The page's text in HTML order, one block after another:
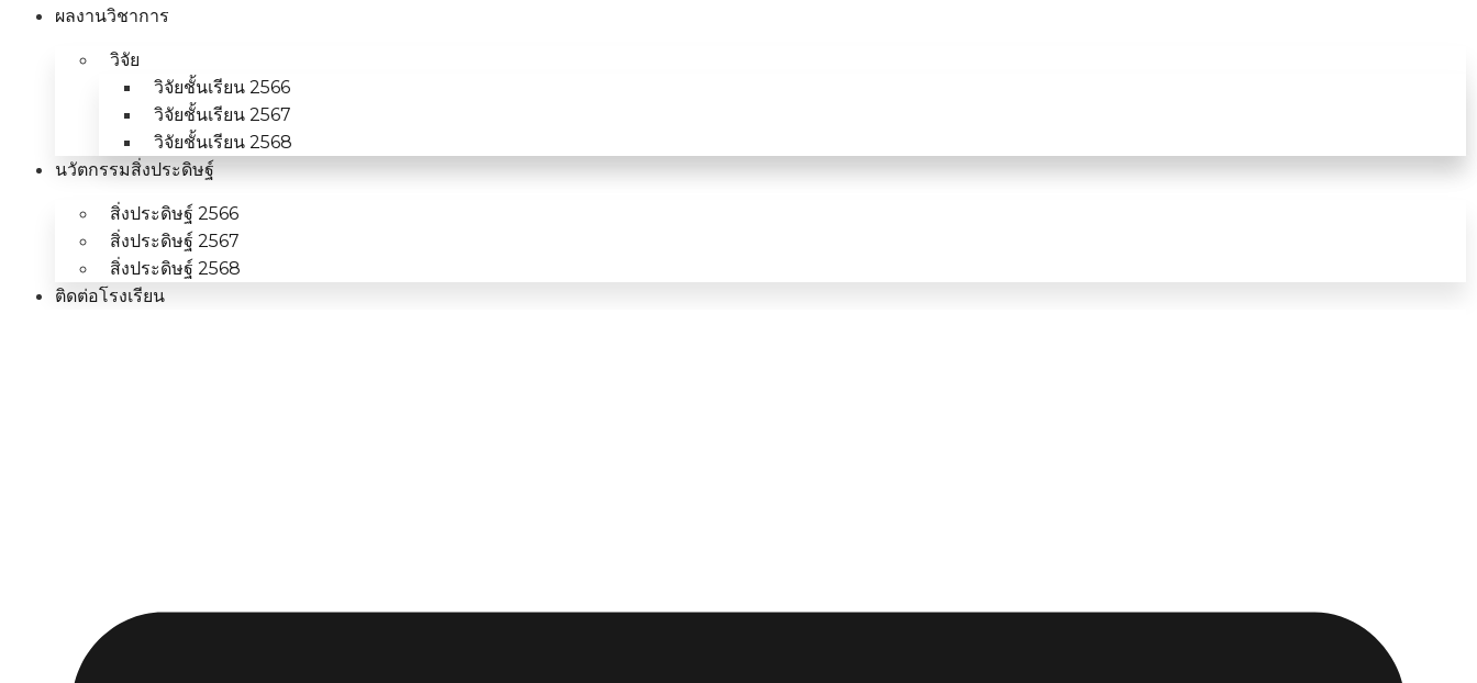
ผลงานวิชาการ
วิจัย
วิจัยชั้นเรียน 2566
วิจัยชั้นเรียน 2567
วิจัยชั้นเรียน 2568
นวัตกรรมสิ่งประดิษฐ์
สิ่งประดิษฐ์ 2566
สิ่งประดิษฐ์ 2567
สิ่งประดิษฐ์ 2568
ติดต่อโรงเรียน